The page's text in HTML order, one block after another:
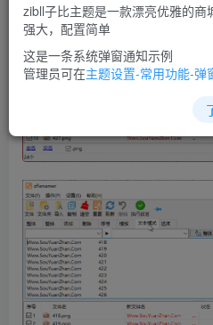
zibll子比主题是一款漂亮优雅的
强大，配置简单
这是一条系统弹窗通知示例
管理员可在主题设置-常用功能-弹